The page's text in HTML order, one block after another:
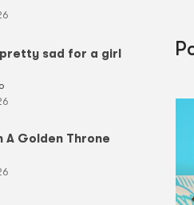
sad for a girl
A Golden Throne